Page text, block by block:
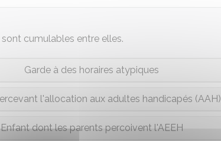
cumulables entre elles.
Garde à des horaires atypiques
l'allocation aux adultes handicapés (AAH)
Enfant dont les parents percoivent l'AEEH